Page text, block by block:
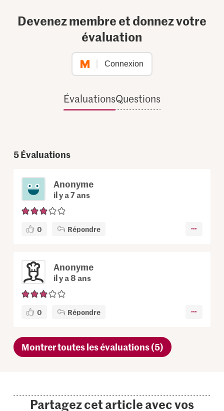
Devenez membre et donnez votre
évaluation
Connexion
ÉvaluationsQuestions
5Évaluations
Anonyme
il y a 7 ans
0 Répondre
Anonyme
il y a 8 ans
0 Répondre
Montrer toutes les évaluations (5)
Partagez cet article avec vos